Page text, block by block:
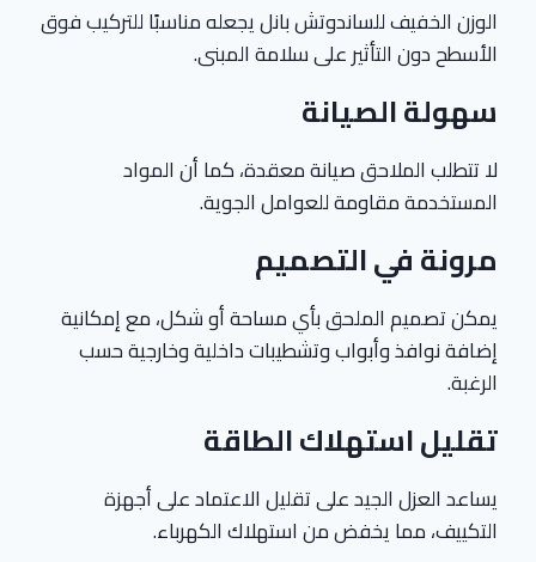
الوزن الخفيف للساندوتش بانل يجعله مناسبًا للتركيب فوق
الأسطح دون التأثير على سلامة المبنى.
سهولة الصيانة
لا تتطلب الملاحق صيانة معقدة، كما أن المواد
المستخدمة مقاومة للعوامل الجوية.
مرونة في التصميم
يمكن تصميم الملحق بأي مساحة أو شكل، مع إمكانية
إضافة نوافذ وأبواب وتشطيبات داخلية وخارجية حسب
الرغبة.
تقليل استهلاك الطاقة
يساعد العزل الجيد على تقليل الاعتماد على أجهزة
التكييف، مما يخفض من استهلاك الكهرباء.